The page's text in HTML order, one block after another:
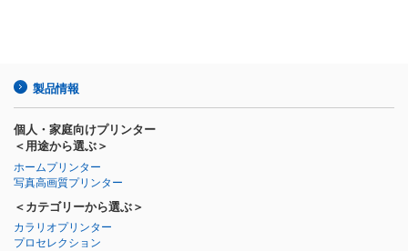
製品情報
個人・家庭向けプリンター
＜用途から選ぶ＞
ホームプリンター
写真高画質プリンター
＜カテゴリーから選ぶ＞
カラリオプリンター
プロセレクション